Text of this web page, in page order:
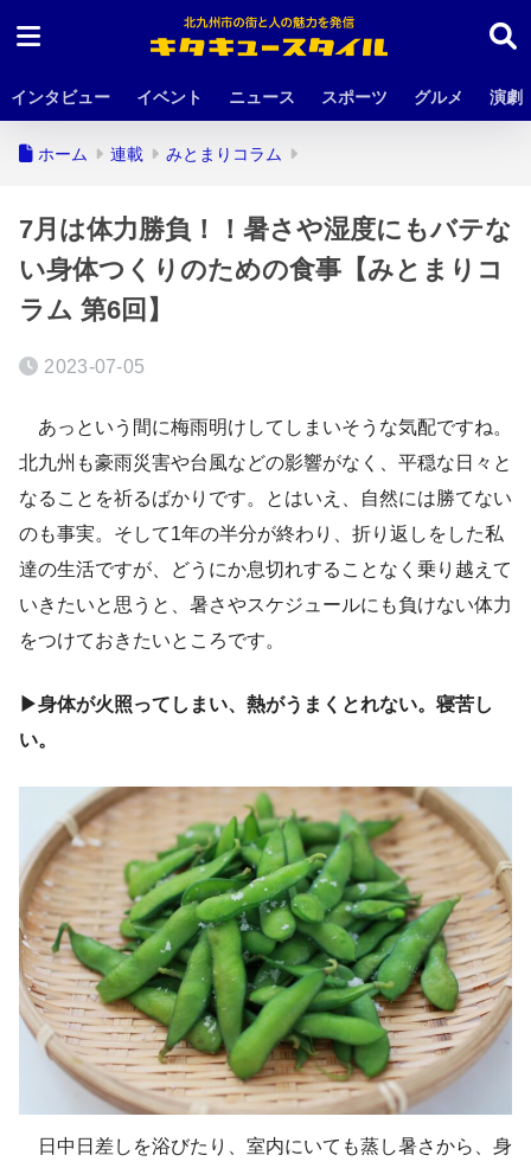
インタビュー イベント ニュース スポーツ グルメ 演劇
ホーム 連載 みとまりコラム
7月は体力勝負！！暑さや湿度にもバテな
い身体つくりのための食事【みとまりコ
ラム 第6回】
2023-07-05
あっという間に梅雨明けしてしまいそうな気配ですね。
北九州も豪雨災害や台風などの影響がなく、平穏な日々と
なることを祈るばかりです。とはいえ、自然には勝てない
のも事実。そして1年の半分が終わり、折り返しをした私
達の生活ですが、どうにか息切れすることなく乗り越えて
いきたいと思うと、暑さやスケジュールにも負けない体力
をつけておきたいところです。
▶身体が火照ってしまい、熱がうまくとれない。寝苦し
い。
日中日差しを浴びたり、室内にいても蒸し暑さから、身